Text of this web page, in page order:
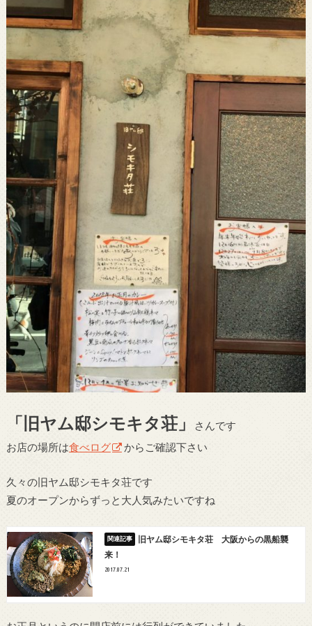
「旧ヤム邸シモキタ荘」
さんです
お店の場所は食べログ からご確認下さい
久々の旧ヤム邸シモキタ荘です
夏のオープンからずっと大人気みたいですね
旧ヤム邸シモキタ荘 大阪からの黒船襲
来！
2017.07.21